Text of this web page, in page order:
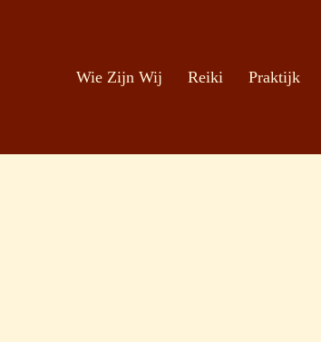
Ga naar de inhoud
Wie Zijn Wij Reiki Praktijk